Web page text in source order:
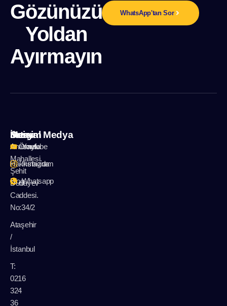
Gözünüzü
Yoldan
Ayırmayın
WhatsApp'tan Sor
İletişim
A: Örnek
Mahallesi.
Şehit
Dudayev
Caddesi.
No:34/2
Ataşehir
/
İstanbul
T:
0216
324
36
Menu
Anasayfa
Hakkımızda
Blog
Sosyal Medya
Youtube
Instagram
Whatsapp